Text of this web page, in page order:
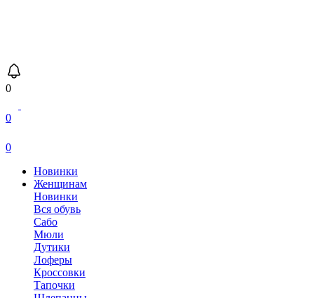
0
0
0
Новинки
Женщинам
Новинки
Вся обувь
Сабо
Мюли
Дутики
Лоферы
Кроссовки
Тапочки